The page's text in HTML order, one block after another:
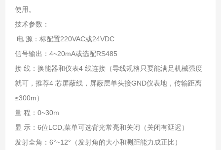
使用。
技术参数：
电 源：标配置220VAC或24VDC
信号输出：4~20mA或选配RS485
接 线：换能器和仪表4 线连接（导线规格只要能满足机械强度
就可，推荐4 芯屏蔽线，屏蔽层单头接GND仪表地，传输距离
≤300m）
量 程：0~30m
显 示：6位LCD,菜单可选背光常亮和关闭（关闭有延迟）
发射全角：6°~12°（发射角的大小和测距能力成正比）